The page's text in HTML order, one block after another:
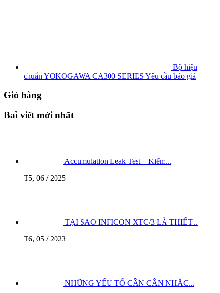
Bộ hiệu
chuẩn YOKOGAWA CA300 SERIES Yêu cầu báo giá
Giỏ hàng
Baì viết mới nhất
Accumulation Leak Test – Kiểm...
T5, 06 / 2025
TẠI SAO INFICON XTC/3 LÀ THIẾT...
T6, 05 / 2023
NHỮNG YẾU TỐ CẦN CÂN NHẮC...